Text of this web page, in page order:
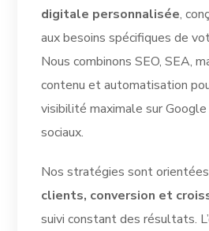
digitale personnalisée,
aux besoins spécifiques de
Nous combinons SEO, SEA,
contenu et automatisation
visibilité maximale sur
sociaux.
Nos stratégies sont orientées
clients, conversion et
suivi constant des résultats.